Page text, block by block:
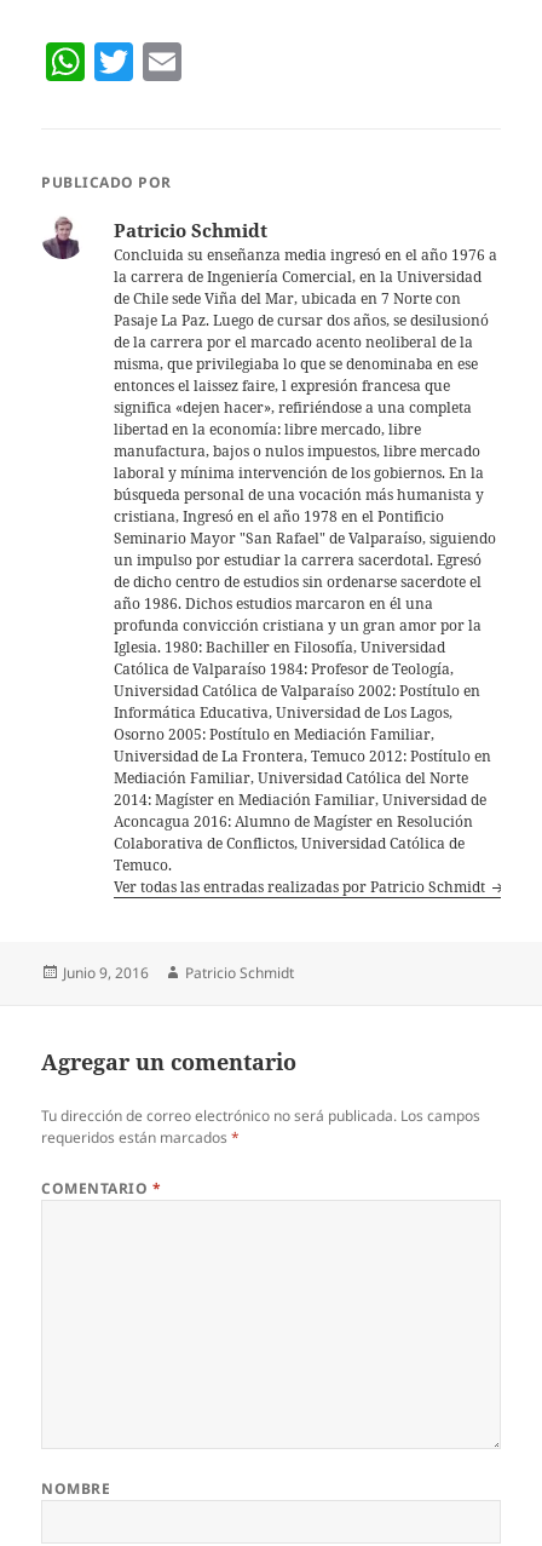
W
s
T
er
PUBLICADO POR
Patricio Schmidt
Concluida su enseñanza media ingresó en el año 1976 a
la carrera de Ingeniería Comercial, en la Universidad
de Chile sede Viña del Mar, ubicada en 7 Norte con
Pasaje La Paz. Luego de cursar dos años, se desilusionó
de la carrera por el marcado acento neoliberal de la
misma, que privilegiaba lo que se denominaba en ese
entonces el laissez faire, l expresión francesa que
significa «dejen hacer», refiriéndose a una completa
libertad en la economía: libre mercado, libre
manufactura, bajos o nulos impuestos, libre mercado
laboral y mínima intervención de los gobiernos. En la
búsqueda personal de una vocación más humanista y
cristiana, Ingresó en el año 1978 en el Pontificio
Seminario Mayor "San Rafael" de Valparaíso, siguiendo
un impulso por estudiar la carrera sacerdotal. Egresó
de dicho centro de estudios sin ordenarse sacerdote el
año 1986. Dichos estudios marcaron en él una
profunda convicción cristiana y un gran amor por la
Iglesia. 1980: Bachiller en Filosofía, Universidad
Católica de Valparaíso 1984: Profesor de Teología,
Universidad Católica de Valparaíso 2002: Postítulo en
Informática Educativa, Universidad de Los Lagos,
Osorno 2005: Postítulo en Mediación Familiar,
Universidad de La Frontera, Temuco 2012: Postítulo en
Mediación Familiar, Universidad Católica del Norte
2014: Magíster en Mediación Familiar, Universidad de
Aconcagua 2016: Alumno de Magíster en Resolución
Colaborativa de Conflictos, Universidad Católica de
Temuco.
Ver todas las entradas realizadas por Patricio Schmidt
Publicado
Junio 9, 2016 Autor
Patricio Schmidt
Agregar un comentario
Tu dirección de correo electrónico no será publicada. Los campos
requeridos están marcados*
COMENTARIO *
NOMBRE